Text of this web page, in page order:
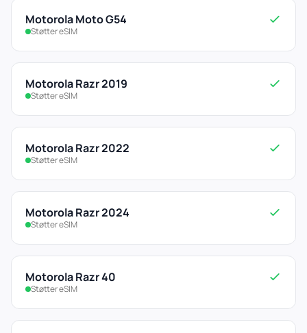
Motorola Moto G54
Støtter eSIM
Motorola Razr 2019
Støtter eSIM
Motorola Razr 2022
Støtter eSIM
Motorola Razr 2024
Støtter eSIM
Motorola Razr 40
Støtter eSIM